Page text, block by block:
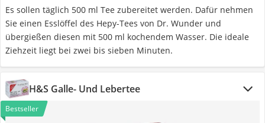
Es sollen täglich 500 ml Tee zubereitet werden. Dafür nehmen
Sie einen Esslöffel des Hepy-Tees von Dr. Wunder und
übergießen diesen mit 500 ml kochendem Wasser. Die ideale
Ziehzeit liegt bei zwei bis sieben Minuten.
H&S Galle- Und Lebertee
Bestseller